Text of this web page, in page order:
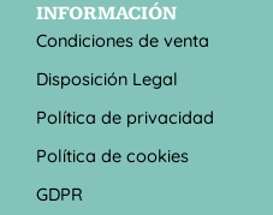
INFORMACIÓN
Condiciones de venta
Disposición Legal
Política de privacidad
Política de cookies
GDPR